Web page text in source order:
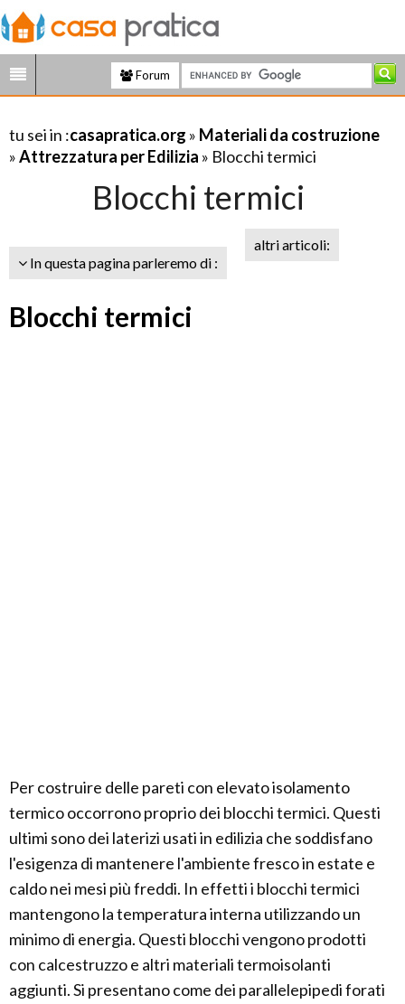
Forum
tu sei in :casapratica.org » Materiali da costruzione
»Attrezzatura per Edilizia » Blocchi termici
Blocchi termici
In questa pagina parleremo di :
altri articoli:
Blocchi termici
Per costruire delle pareti con elevato isolamento
termico occorrono proprio dei blocchi termici. Questi
ultimi sono dei laterizi usati in edilizia che soddisfano
l'esigenza di mantenere l'ambiente fresco in estate e
caldo nei mesi più freddi. In effetti i blocchi termici
mantengono la temperatura interna utilizzando un
minimo di energia. Questi blocchi vengono prodotti
con calcestruzzo e altri materiali termoisolanti
aggiunti. Si presentano come dei parallelepipedi forati